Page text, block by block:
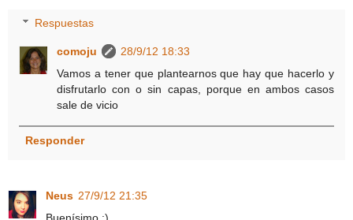
Respuestas
comoju
28/9/12 18:33
Vamos a tener que plantearnos que hay que hacerlo y
disfrutarlo con o sin capas, porque en ambos casos
sale de vicio
Responder
Neus 27/9/12 21:35